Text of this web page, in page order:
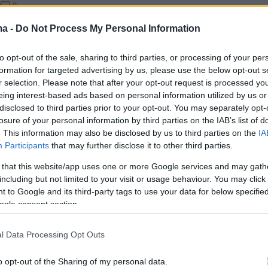
- Do Not Process My Personal Information
opt-out of the sale, sharing to third parties, or processing of your
for targeted advertising by us, please use the below opt-out
selection. Please note that after your opt-out request is processed
interest-based ads based on personal information utilized by us
to third parties prior to your opt-out. You may separately
of your personal information by third parties on the IAB’s list of
This information may also be disclosed by us to third parties on the
Participants that may further disclose it to other third parties.
that this website/app uses one or more Google services and may
but not limited to your visit or usage behaviour. You may
to Google and its third-party tags to use your data for below
consent section.
Data Processing Opt Outs
opt-out of the Sharing of my personal data.
14χρονος από δομή στα
συντρέχουν λόγοι οι οποίοι θέτουν την ζωή του σε
ημέρα που εξαφανίστηκε φορούσε μαύρη
μπλούζα και μαύρα παπούτσια
8
δυσοσμία στην Παμβώτιδα,
κυανοβακτήρια στη λίμνη:
και φωτογραφίες
του Πάρκου Κατσάρη και κοντά στην πλατεία
κυανοβακτηρίων και αφρού, ενώ η έντονη
19